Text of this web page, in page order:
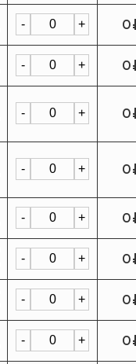
- + 0
- + 0
- + 0
- + 0
- + 0
- + 0
- + 0
- + 0